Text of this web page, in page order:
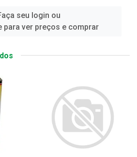
seu login ou
para ver preços e comprar